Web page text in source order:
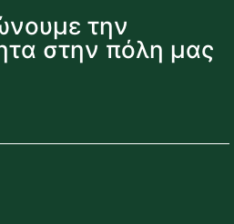
την
στην πόλη μας